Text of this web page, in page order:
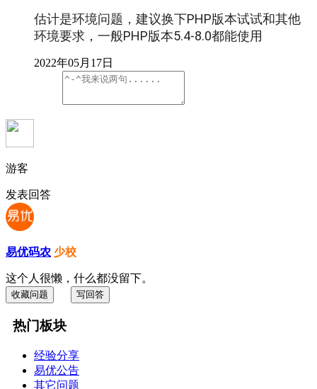
估计是环境问题，建议换下PHP版本试试和其他
环境要求，一般PHP版本5.4-8.0都能使用
2022年05月17日
游客
发表回答
易优码农 少校
这个人很懒，什么都没留下。
收藏问题 写回答
热门板块
经验分享
易优公告
其它问题